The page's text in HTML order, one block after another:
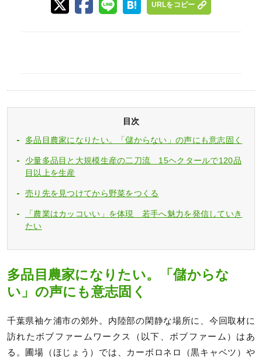
URLをコピー
目次
多品目農家になりたい。「儲からない」の声にも意志固く
少量多品目と大規模生産の二刀流 15ヘクタールで120品
目以上を生産
売り先を見つけてから野菜をつくる
「農業はカッコいい」を体現 若手へ魅力を発信していき
たい
多品目農家になりたい。「儲からな
い」の声にも意志固く
千葉県袖ケ浦市の郊外。内陸部の閑静な場所に、今回取材に
訪れたボブファームワークス（以下、ボブファーム）はあ
る。圃場（ほじょう）では、カーボロネロ（黒キャベツ）や